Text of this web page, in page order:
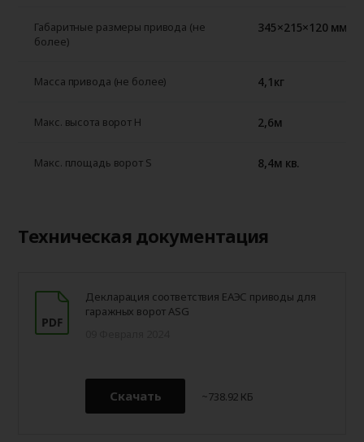
Габаритные размеры привода (не
более)
345×215×120 мм
Масса привода (не более) 4,1кг
Макс. высота ворот H 2,6м
Макс. площадь ворот S 8,4м кв.
Техническая документация
Декларация соответствия ЕАЭС приводы для
гаражных ворот ASG
Скачать ~738.92 КБ